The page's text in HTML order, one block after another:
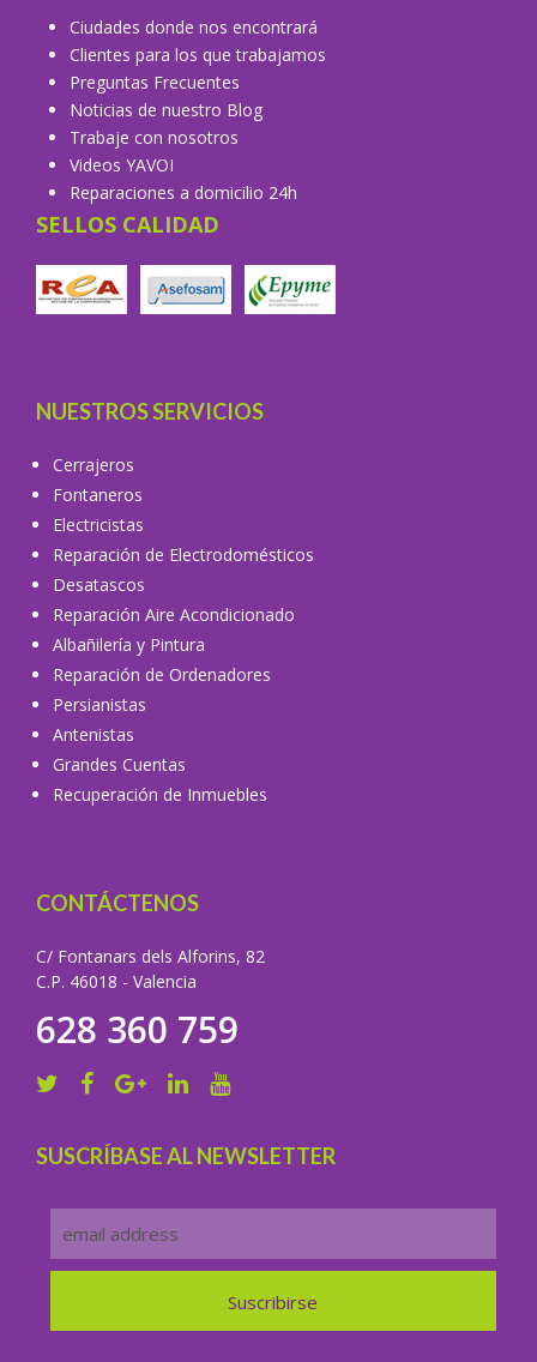
Ciudades donde nos encontrará
Clientes para los que trabajamos
Preguntas Frecuentes
Noticias de nuestro Blog
Trabaje con nosotros
Videos YAVOI
Reparaciones a domicilio 24h
SELLOS CALIDAD
NUESTROS SERVICIOS
Cerrajeros
Fontaneros
Electricistas
Reparación de Electrodomésticos
Desatascos
Reparación Aire Acondicionado
Albañilería y Pintura
Reparación de Ordenadores
Persianistas
Antenistas
Grandes Cuentas
Recuperación de Inmuebles
CONTÁCTENOS
C/ Fontanars dels Alforins, 82
C.P. 46018 - Valencia
628 360 759
SUSCRÍBASE AL NEWSLETTER